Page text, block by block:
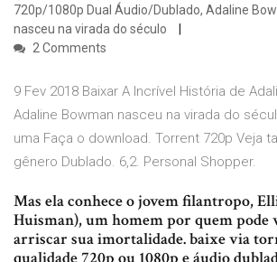
720p/1080p Dual Áudio/Dublado, Adaline
nasceu na virada do século
2 Comments
9 Fev 2018 Baixar A Incrível História de
Adaline Bowman nasceu na virada do
uma Faça o download. Torrent 720p Veja
gênero Dublado. 6,2. Personal Shopper.
Mas ela conhece o jovem filantropo,
Huisman), um homem por quem pode
arriscar sua imortalidade. baixe via